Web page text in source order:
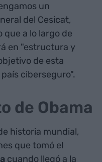
un
del Cesicat,
que a lo largo de
en "estructura y
de esta
ciberseguro".
de Obama
historia mundial,
que tomó el
cuando llegó a la